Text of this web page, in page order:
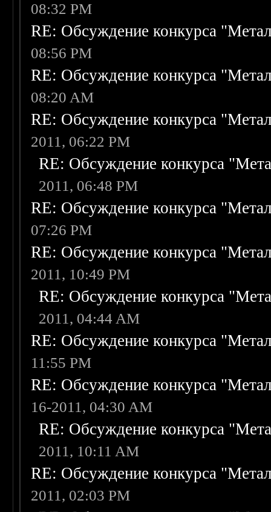
08:32 PM
RE: Обсуждение конкурса
08:56 PM
RE: Обсуждение конкурса
08:20 AM
RE: Обсуждение конкурса
2011, 06:22 PM
RE: Обсуждение конкурса
2011, 06:48 PM
RE: Обсуждение конкурса
07:26 PM
RE: Обсуждение конкурса
2011, 10:49 PM
RE: Обсуждение конкурса
2011, 04:44 AM
RE: Обсуждение конкурса
11:55 PM
RE: Обсуждение конкурса
16-2011, 04:30 AM
RE: Обсуждение конкурса
2011, 10:11 AM
RE: Обсуждение конкурса
2011, 02:03 PM